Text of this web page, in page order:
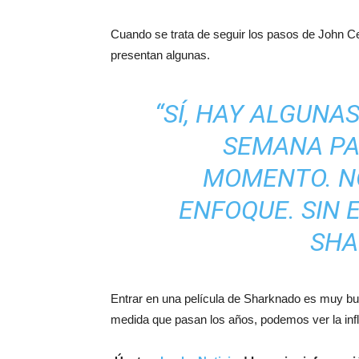
Cuando se trata de seguir los pasos de John
presentan algunas.
“SÍ, HAY
SEMANA
MOMENTO.
ENFOQUE. SIN
Entrar en una película de Sharknado es muy
medida que pasan los años, podemos ver la